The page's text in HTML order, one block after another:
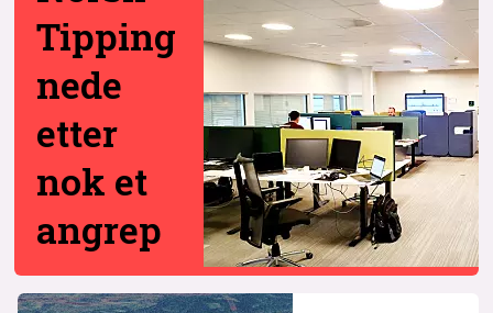
Tipping
nede
etter
nok et
angrep